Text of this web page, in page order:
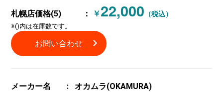
札幌店価格(5) ： ￥22,000 （税込）
※()内は在庫数です。
お問い合わせ
メーカー名
オカムラ(OKAMURA)